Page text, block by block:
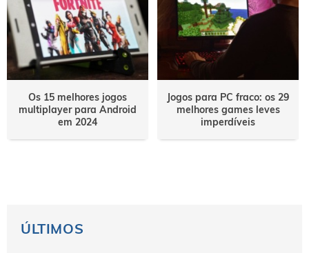
Os 15 melhores jogos
multiplayer para Android
em 2024
Jogos para PC fraco: os 29
melhores games leves
imperdíveis
ÚLTIMOS